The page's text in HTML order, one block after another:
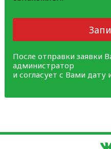
После отправки заявки
администратор
и согласует с Вами